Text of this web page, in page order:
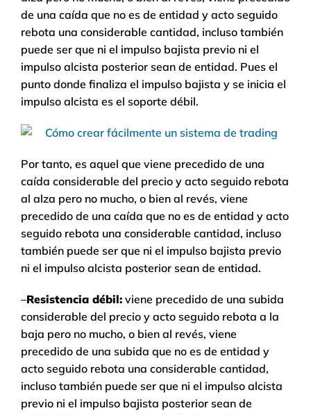
de una caída que no es de entidad y acto seguido
rebota una considerable cantidad, incluso también
puede ser que ni el impulso bajista previo ni el
impulso alcista posterior sean de entidad. Pues el
punto donde finaliza el impulso bajista y se inicia el
impulso alcista es el soporte débil.
Por tanto, es aquel que viene precedido de una
caída considerable del precio y acto seguido rebota
al alza pero no mucho, o bien al revés, viene
precedido de una caída que no es de entidad y acto
seguido rebota una considerable cantidad, incluso
también puede ser que ni el impulso bajista previo
ni el impulso alcista posterior sean de entidad.
–Resistencia débil: viene precedido de una subida
considerable del precio y acto seguido rebota a la
baja pero no mucho, o bien al revés, viene
precedido de una subida que no es de entidad y
acto seguido rebota una considerable cantidad,
incluso también puede ser que ni el impulso alcista
previo ni el impulso bajista posterior sean de